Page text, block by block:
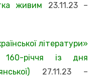
живим 23.11.23 –
літератури»
річчя із дня
27.11.23 –